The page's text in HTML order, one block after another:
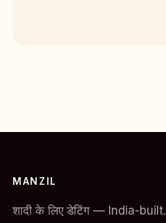
MANZIL
शादी के लिए डेटिंग — India-built.